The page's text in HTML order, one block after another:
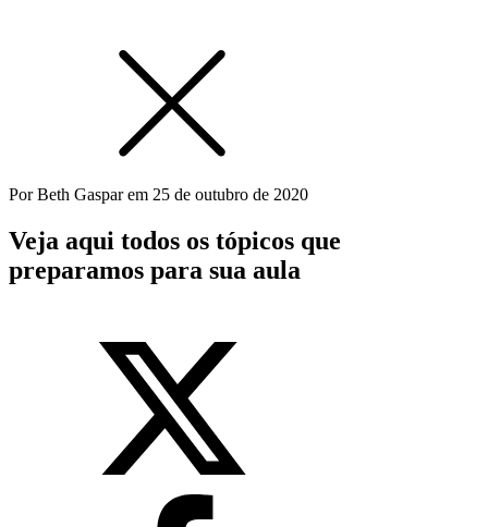
PorBeth Gasparem 25 de outubro de 2020
Veja aqui todos os tópicos que
preparamos para sua aula